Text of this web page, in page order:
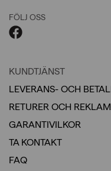
FÖLJ OSS
KUNDTJÄNST
LEVERANS- OCH
RETURER OCH
GARANTIVILKOR
TA KONTAKT
FAQ